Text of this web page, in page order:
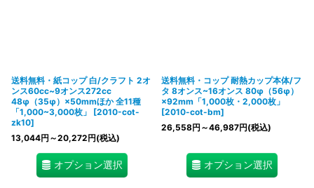
送料無料・紙コップ 白/クラフト 2オ
ンス60cc~9オンス272cc
48φ（35φ）×50mmほか 全11種
「1,000~3,000枚」
[2010-cot-
zk10]
13,044円 ～20,272円(税込)
オプション選択
送料無料・コップ 耐熱カップ本体/フ
タ 8オンス~16オンス 80φ（56φ）
×92mm「1,000枚・2,000枚」
[2010-cot-bm]
26,558円 ～46,987円(税込)
オプション選択